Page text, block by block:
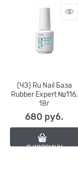
(ЧЗ) Ru Nail База
Rubber Expert №116,
18г
680 руб.
В КОРЗИНУ